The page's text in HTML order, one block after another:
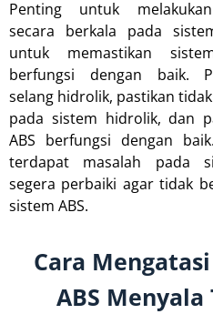
Penting untuk
secara berkala pada
untuk memastikan
berfungsi dengan baik.
selang hidrolik, pastikan
pada sistem hidrolik, dan
ABS berfungsi dengan
terdapat masalah pada
segera perbaiki agar tidak
sistem ABS.
Cara
ABS Menyala